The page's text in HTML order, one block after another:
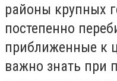
районы крупных
постепенно
приближенные к
важно знать при